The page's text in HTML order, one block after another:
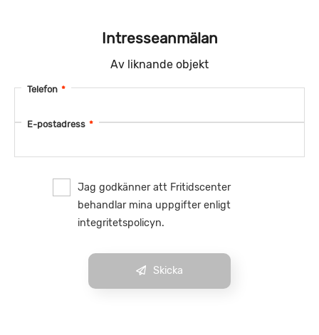
Intresseanmälan
Av liknande objekt
Telefon *
E-postadress *
Jag godkänner att Fritidscenter
behandlar mina uppgifter enligt
integritetspolicyn.
Skicka